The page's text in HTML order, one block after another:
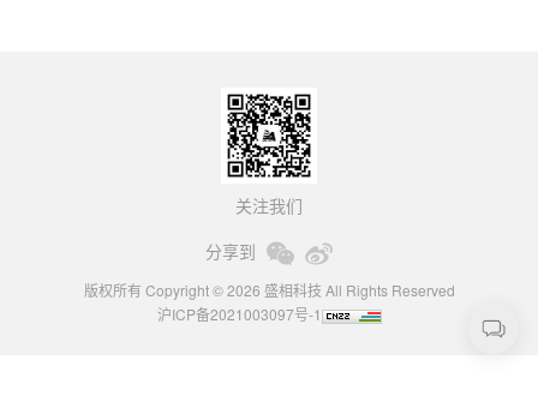
关注我们
分享到
版权所有 Copyright © 2026 盛相科技 All Rights Reserved
沪ICP备2021003097号-1